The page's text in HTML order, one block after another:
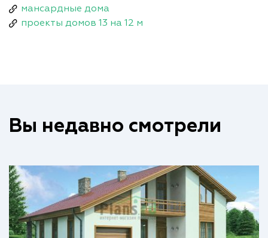
мансардные дома
проекты домов 13 на 12 м
Вы недавно смотрели